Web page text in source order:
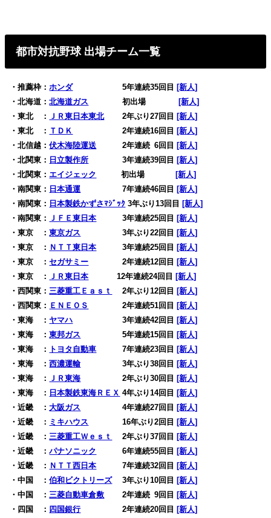
都市対抗野球 出場チーム一覧
・推薦枠：ホンダ5年連続35回目[新人]
・北海道：北海道ガス 初出場
[新人]
・東北 ： ＪＲ東日本東北2年ぶり27回目[新人]
・東北 ： ＴＤＫ 2年連続16回目[新人]
・北信越：伏木海陸運送 2年連続 06回目[新人]
・北関東： 日立製作所 3年連続39回目[新人]
・北関東： エイジェック 0初出場
[新人]
・南関東： 日本通運 7年連続46回目[新人]
・南関東： 日本製鉄かずさﾏｼﾞｯｸ 3年ぶり13回目[新人]
・南関東： ＪＦＥ東日本 3年連続25回目[新人]
・東京 ：東京ガス 3年ぶり22回目[新人]
・東京 ： ＮＴＴ東日本 3年連続25回目[新人]
・東京 ：セガサミー 2年連続12回目[新人]
・東京 ： ＪＲ東日本 12年連続24回目[新人]
・西関東： 三菱重工Ｅａｓｔ 2年ぶり12回目[新人]
・西関東： ＥＮＥＯＳ 2年連続51回目[新人]
・東海 ： ヤマハ 3年連続42回目[新人]
・東海 ：東邦ガス 5年連続15回目[新人]
・東海 ： トヨタ自動車 7年連続23回目[新人]
・東海 ：西濃運輸 3年ぶり38回目[新人]
・東海 ： ＪＲ東海 2年ぶり30回目[新人]
・東海 ： 日本製鉄東海ＲＥＸ 4年ぶり14回目[新人]
・近畿 ：大阪ガス 4年連続27回目[新人]
・近畿 ： ミキハウス 16年ぶり2回目[新人]
・近畿 ： 三菱重工Ｗｅｓｔ 2年ぶり37回目[新人]
・近畿 ：パナソニック 6年連続55回目[新人]
・近畿 ： ＮＴＴ西日本 7年連続32回目[新人]
・中国 ：伯和ビクトリーズ3年ぶり10回目[新人]
・中国 ： 三菱自動車倉敷 2年連続 09回目[新人]
・四国 ： 四国銀行2年連続20回目[新人]